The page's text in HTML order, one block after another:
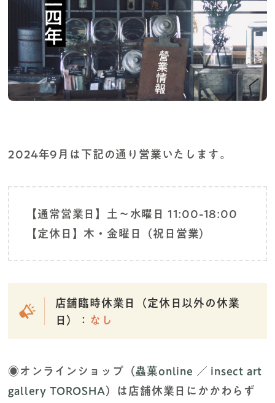
2024年9月は下記の通り営業いたします。
【通常営業日】土～水曜日 11:00-18:00
【定休日】木・金曜日（祝日営業）
店舗臨時休業日（定休日以外の休業
日）： なし
◉オンラインショップ（蟲菓online ／ insect art
gallery TŌRŌSHA）は店舗休業日にかかわらず